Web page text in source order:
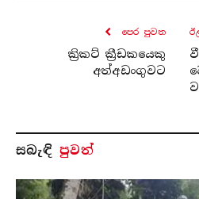
පෙර පුව​ත
ක්‍රිකට් ක්‍රීඩකයෙකු
අත්අඩංගුවට
සබැ​ඳි පුවත්